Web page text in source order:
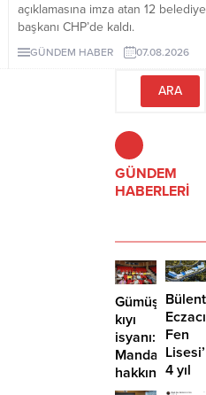
açıklamasına imza atan 12 belediye
başkanı CHP’de kaldı.
Milletvekilleri Yeni Parti’ye
geçerken belediye başkanlarının
tutumu ve CHP yönetiminin
GÜNDEM HABER 07.08.2026
GÜNDEM
HABERLERİ
Gümüşlük’te
kıyı
isyanı:
Mandalinci
hakkında
suç
Bülent
Fen
4 yıl
geçti,